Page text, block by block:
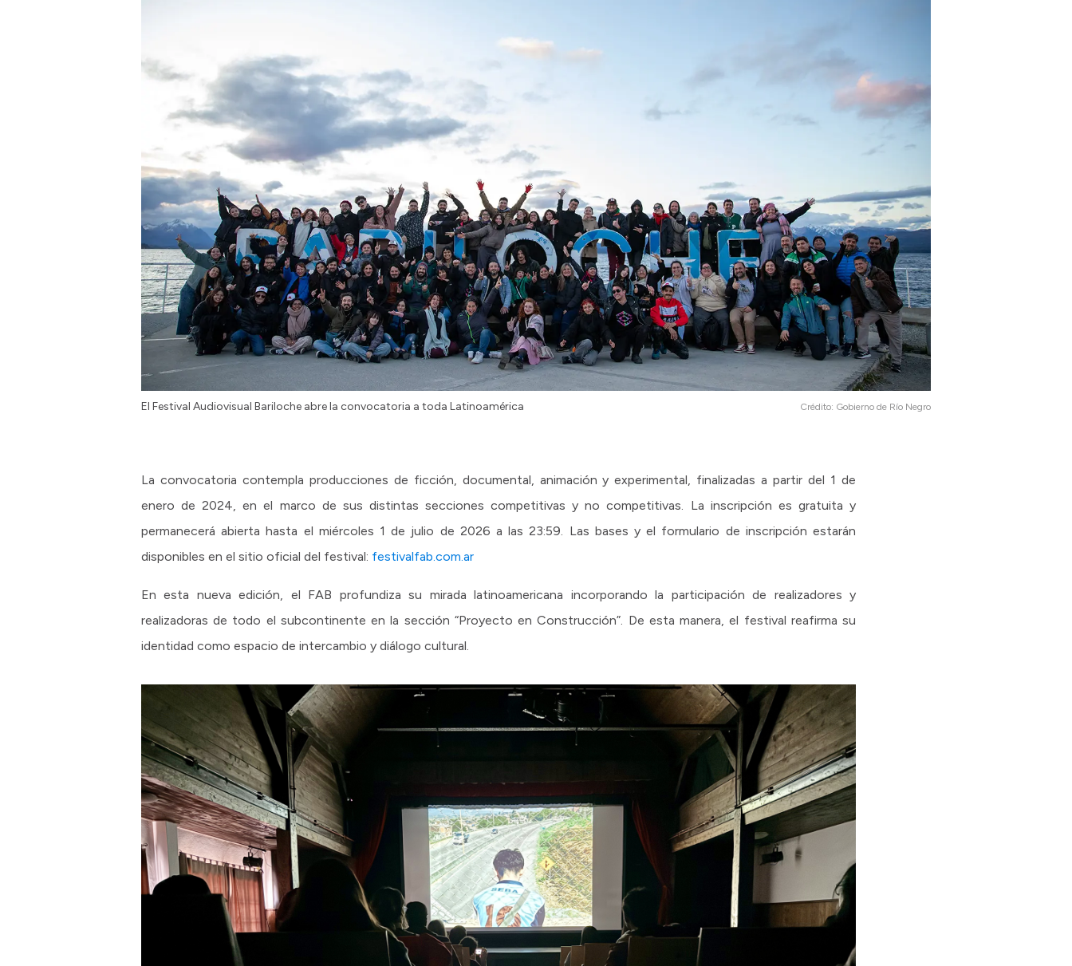
El Festival Audiovisual Bariloche abre la convocatoria a toda Latinoamérica Crédito: Gobierno de Río Negro
La convocatoria contempla producciones de ficción, documental, animación y experimental, finalizadas a partir del 1 de
enero de 2024, en el marco de sus distintas secciones competitivas y no competitivas. La inscripción es gratuita y
permanecerá abierta hasta el miércoles 1 de julio de 2026 a las 23:59. Las bases y el formulario de inscripción estarán
disponibles en el sitio oficial del festival: festivalfab.com.ar
En esta nueva edición, el FAB profundiza su mirada latinoamericana incorporando la participación de realizadores y
realizadoras de todo el subcontinente en la sección “Proyecto en Construcción”. De esta manera, el festival reafirma su
identidad como espacio de intercambio y diálogo cultural.